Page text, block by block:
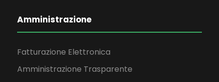
Amministrazione
Fatturazione Elettronica
Amministrazione Trasparente